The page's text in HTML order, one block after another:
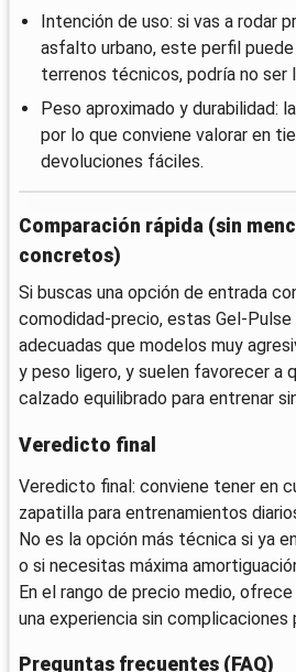
Intención de uso: si vas a rodar
asfalto urbano, este perfil puede
terrenos técnicos, podría no ser
Peso aproximado y durabilidad:
por lo que conviene valorar en
devoluciones fáciles.
Comparación rápida (sin
concretos)
Si buscas una opción de entrada
comodidad-precio, estas Gel-Pulse
adecuadas que modelos muy
y peso ligero, y suelen favorecer a
calzado equilibrado para entrenar
Veredicto final
Veredicto final: conviene tener en
zapatilla para entrenamientos
No es la opción más técnica si ya
o si necesitas máxima
En el rango de precio medio,
una experiencia sin complicaciones
Preguntas frecuentes (FAQ)